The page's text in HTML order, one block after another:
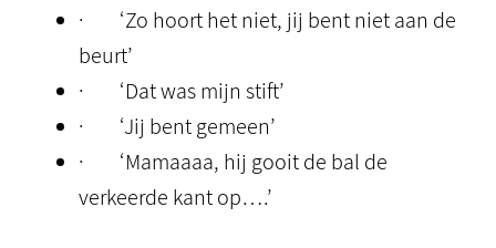
· ‘Zo hoort het niet, jij bent niet aan de
beurt’
· ‘Dat was mijn stift’
· ‘Jij bent gemeen’
· ‘Mamaaaa, hij gooit de bal de
verkeerde kant op….’